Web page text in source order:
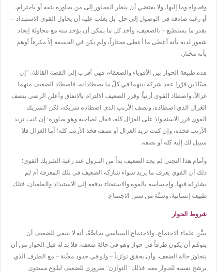
وفحواه وما إليها، ولا يقتضي أن ينظر المحاور إلى من يحاوره بثقة أو باحترام،
أو رغبة صادقة في الوصول إلى حل. بل يغلب عليه أن يحاول القوي الاستبداد –
بقدر ما يستطيع – بالضعيف، وأخذ كل ما يمكن أن يؤخذ منه مع محاولة إيجاد
شعور لديه بأنه أعطى ما أعطى مختاراً، ولم يكن في الحقيقة إلاّ مكرهاً أوهم
بأنه مختار.
هذه طبيعة الحوار بين الأقوياء والضعفاء، فهي أقرب إلى القصة القائلة: "إن
صيّادَين قرّرا عقد شركة بينهما في كلّ ما يصطادانه، فاصطاد الضعيف منهما
غزالاً، واصطاد القوي أرنباً. وقرر الضعيف الالتزام بالاتفاق وأعلن الرضى بنصف
الغزال الذي اصطاده، ونصف الأرنب الذي اصطاده شريكه، لكن الشريك
القوي قرر الاستحواذ على الغزال كله، فقال لصاحبه وهو يحاوره: إن كنت تريد
الأرنب فخذه، وإن كنت تريد الغزال أو نصفه فخذ الأرنب كله! أما الغزال فلا
سبيل لك إليه كله أو نصفه.
وأمام هذا التجني لم يجد الضعيف بداً من النـزول عند رغبة الشريك القوي؛
ذلك أن القوي يعرف ما يريد سواء شاركه الضعيف في تلك المعرفة أم لم
يشاركه فيها، وإحساسه بالقوة والاستغناء يدفعه إلى الاستبداد والطغيان، فتلك
طبيعة إنسانية، وسنَّة من سنن الاجتماع.
شروط الحوار
يبيِّن علماء الاجتماع، والاجتماع السياسي بخاصَّةً، أنه لا ينبغي للضعيف أن
يتوهّم أن يكون طرفاً في حوار وهو في حالة ضعفه، فلا بد له قبل الحوار من أن
يتجاوز حالة الضعف، وأن يحقق توازناً – ولو في حدود معيَّنة – مع الطرف الذي
يرشح نفسه للحوار معه. فذلك "التوازن" ضروري للضعيف لبلوغ مستوى